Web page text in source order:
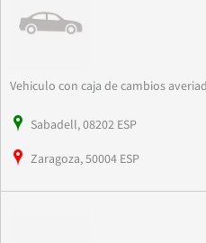
Vehiculo con caja de cambios
Sabadell, 08202 ESP
Zaragoza, 50004 ESP